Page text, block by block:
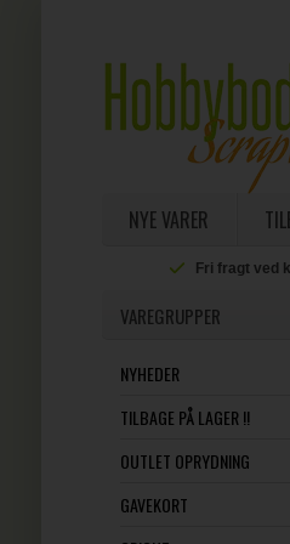
NYE VARER
Fri fragt ved
VAREGRUPPER
NYHEDER
TILBAGE PÅ LAGER !!
OUTLET OPRYDNING
GAVEKORT